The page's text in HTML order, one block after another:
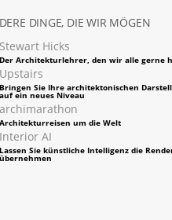
DINGE, DIE WIR MÖGEN
Stewart Hicks
Der Architekturlehrer, den wir alle gerne
Upstairs
Bringen Sie Ihre architektonischen
auf ein neues Niveau
archimarathon
Architekturreisen um die Welt
Interior AI
Lassen Sie künstliche Intelligenz die
übernehmen